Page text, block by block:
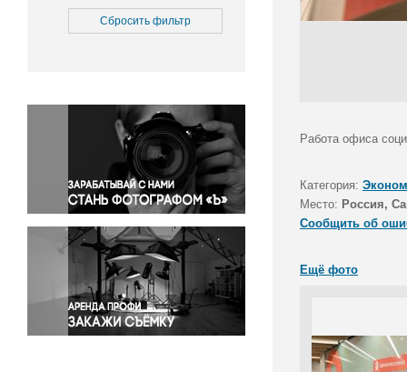
Медицина
Окружающая среда
Политика
Правосудие
Происшествия и конфликты
Религия
Светская жизнь
Спорт
Экология
Экономика и бизнес
Сбросить фильтр
Работа офиса
Категория:
Место: Россия,
Сообщить об
Ещё фото